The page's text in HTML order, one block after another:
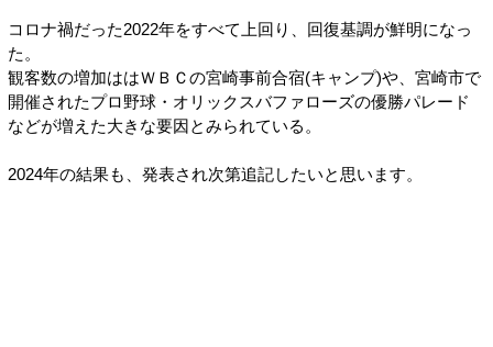
コロナ禍だった2022年をすべて上回り、回復基調が鮮明になっ
た。
観客数の増加ははＷＢＣの宮崎事前合宿(キャンプ)や、宮崎市で
開催されたプロ野球・オリックスバファローズの優勝パレード
などが増えた大きな要因とみられている。
2024年の結果も、発表され次第追記したいと思います。